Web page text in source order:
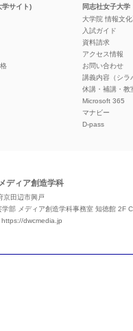
学サイト)
同志社女子大学
大学院 情報文
入試ガイド
資料請求
アクセス情報
お問い合わせ
講義内容（シラ
休講・補講・教
Microsoft 365
マナビー
D-pass
ディア創造学科
田辺市興戸
学部 メディア創造学科事務室 知徳館 2F
https://dwcmedia.jp